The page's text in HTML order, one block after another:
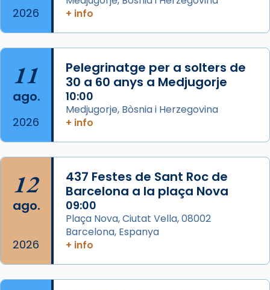
Memòria de les santes Juliana i
Acompanyant la història de sant Cugat, a
partir de l’Edat Mitjana sorgeix la tradició
que les santes Juliana (“relatiu a Júlia”) i
Semproniana (“relatiu a Semprònia =
eterna”) són deixebles seves. I l’any 1667, el
frare Joan Gaspar Roig, afirma en una obra
que les santes són filles de l’antiga Iluro.
Mataró en reivindicarà les relíq
Foto
View on Facebook · Share
2026
+ info
11
ago.
2026
Pelegrinatge per a solters de
30 a 60 anys a Medjugorje
10:00
Medjugorje, Bòsnia i Herzegovina
+ info
12
ago.
2026
437 Festes de Sant Roc de
Barcelona a la plaça Nova
09:00
Plaça Nova, Ciutat Vella, 08002
Barcelona, Espanya
+ info